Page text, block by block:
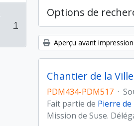
1
Options de
Aperçu avant impression
Chantier de la
PDM434-PDM517 ·
Fait partie de Pierre
Mission de Suse.